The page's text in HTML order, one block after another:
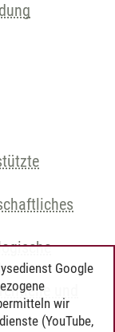
und
Google
wir
(YouTube,